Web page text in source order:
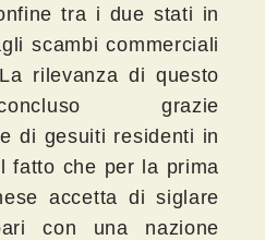
tra i due stati in
scambi commerciali
rilevanza di questo
grazie
di gesuiti residenti in
fatto che per la prima
accetta di siglare
con una nazione